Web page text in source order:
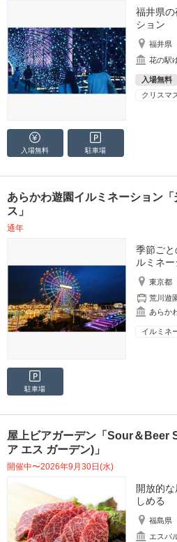
福井県
ション
福井県
花の駅
入場無料
クリスマ
入場無料 駐車場
あらかわ遊園イルミネーション
ス」
通年
季節ご
ルミネ
東京都
荒川遊
あらか
イルミネ
駐車場
屋上ビアガーデン「Sour＆Beer
ア エス ガーデン)」
開催中〜2026年9月30日(水)
開放的
しめる
福島県
エスパ